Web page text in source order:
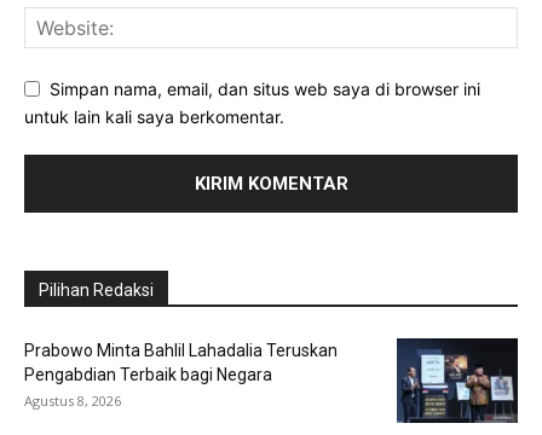
Simpan nama, email, dan situs web saya di browser ini
untuk lain kali saya berkomentar.
Pilihan Redaksi
Prabowo Minta Bahlil Lahadalia Teruskan
Pengabdian Terbaik bagi Negara
Agustus 8, 2026